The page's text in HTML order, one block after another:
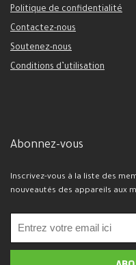
Politique de confidentialité
Contactez-nous
Soutenez-nous
Conditions d’utilisation
Abonnez-vous
Inscrivez-vous à la liste des
nouveautés des appareils aux